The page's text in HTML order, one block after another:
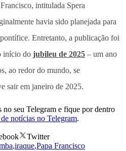
intitulada Spera
havia sido planejada para
Entretanto, a publicação foi
início do jubileu de 2025 – um ano
ao redor do mundo, se
sair em janeiro de 2025.
seu Telegram e fique por dentro
notícias no Telegram.
Twitter
,iraque,Papa Francisco